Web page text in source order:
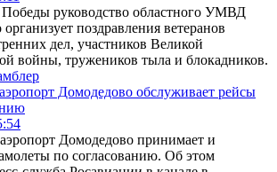
руководство областного УМВД
поздравления ветеранов
дел, участников Великой
войны, тружеников тыла и блокадников.
Домодедово обслуживает рейсы
Домодедово принимает и
по согласованию. Об этом